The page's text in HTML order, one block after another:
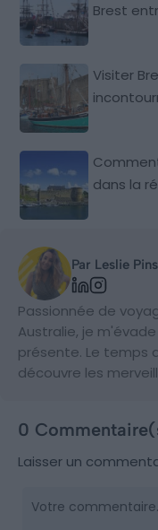
Brest
Visiter
dans la
Par Leslie
Passionnée de
Australie, je
présente. Le temps
découvre les
0
Laisser un